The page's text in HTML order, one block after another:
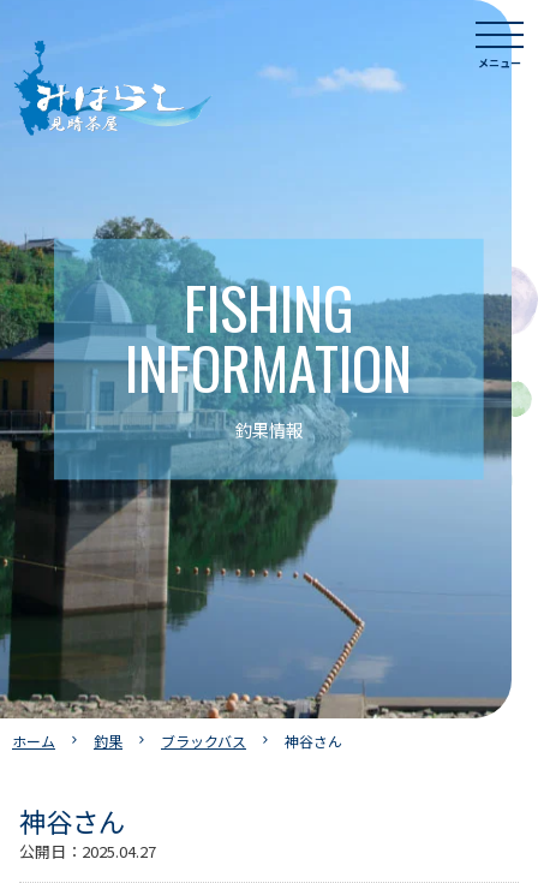
content
メニュー
FISHING
INFORMATION
釣果情報
ホーム 釣果 ブラックバス 神谷さん
神谷さん
公開日： 2025.04.27